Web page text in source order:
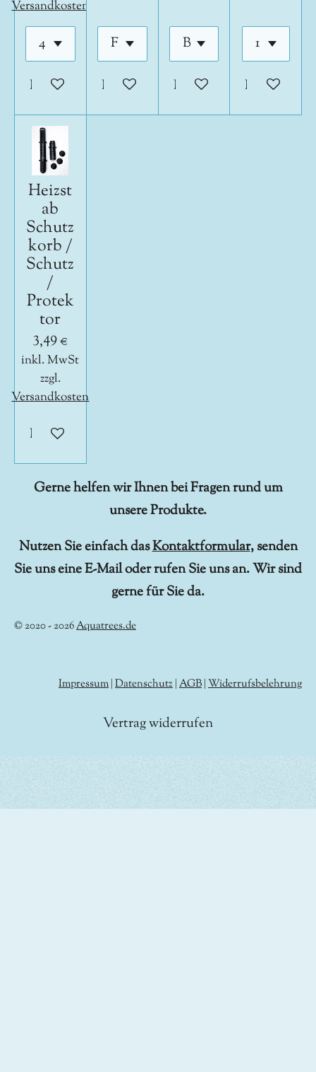
Versandkosten
In den WarenkorbIn den WarenkorbIn den Warenkorb
In den
Heizst
ab
Schutz
korb /
Schutz
/
Protek
tor
3,49 €
inkl. MwSt
zzgl.
Versandkosten
In den Warenkorb
Gerne helfen wir Ihnen bei Fragen rund um
unsere Produkte.
Nutzen Sie einfach dasKontaktformular, senden
Sie uns eine E-Mail oder rufen Sie uns an. Wir sind
gerne für Sie da.
© 2020 - 2026Aquatrees.de
Impressum Datenschutz AGB Widerrufsbelehrung
Vertrag widerrufen